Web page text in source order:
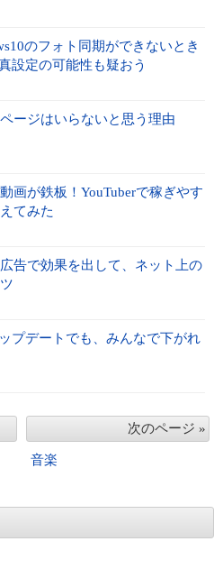
のフォト同期ができないとき
設定の可能性も疑おう
ージはいらないと思う理由
画が鉄板！YouTuberで稼ぎやす
てみた
告で効果を出して、ネット上の
プデートでも、みんなで下がれ
次のページ »
音楽